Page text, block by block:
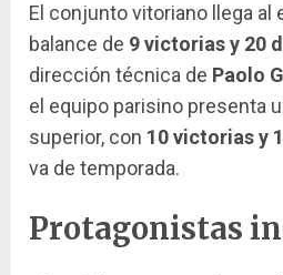
El conjunto vitoriano llega al
balance de 9 victorias y 20
dirección técnica de Paolo
el equipo parisino presenta
superior, con 10 victorias y
va de temporada.
Protagonistas